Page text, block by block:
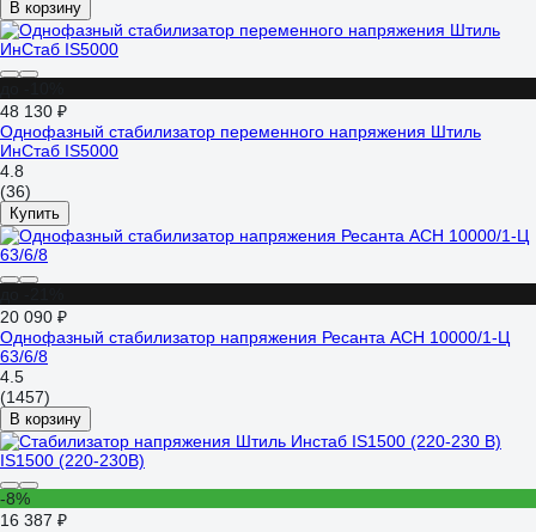
В корзину
48 130 ₽
Однофазный стабилизатор переменного напряжения Штиль
ИнСтаб IS5000
4.8
(36)
Купить
20 090 ₽
Однофазный стабилизатор напряжения Ресанта АСН 10000/1-Ц
63/6/8
4.5
(1457)
В корзину
-8%
16 387 ₽